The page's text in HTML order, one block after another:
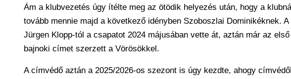
Ám a klubvezetés úgy ítélte meg az ötödik helyezés után, hogy a
tovább mennie majd a következő idényben Szoboszlai Dominikéknek.
Jürgen Klopp-tól a csapatot 2024 májusában vette át, aztán már az
bajnoki címet szerzett a Vörösökkel.
A címvédő aztán a 2025/2026-os szezont is úgy kezdte, ahogy